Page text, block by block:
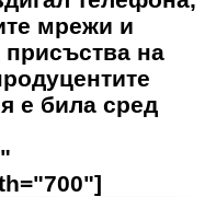
мрежи и
на
е била сред